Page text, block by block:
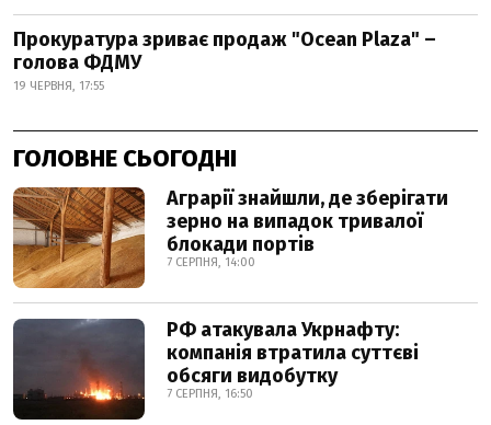
Прокуратура зриває продаж "Ocean Plaza" –
голова ФДМУ
19 ЧЕРВНЯ, 17:55
ГОЛОВНЕ СЬОГОДНІ
Аграрії знайшли, де зберігати
зерно на випадок тривалої
блокади портів
7 СЕРПНЯ, 14:00
РФ атакувала Укрнафту:
компанія втратила суттєві
обсяги видобутку
7 СЕРПНЯ, 16:50